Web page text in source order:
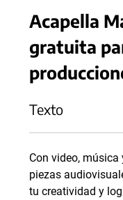
Acapella
gratuita
Texto
Con video,
piezas
tu creatividad y